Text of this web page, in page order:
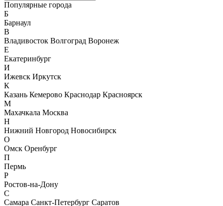
Популярные города
Б
Барнаул
В
Владивосток Волгоград Воронеж
Е
Екатеринбург
И
Ижевск Иркутск
К
Казань Кемерово Краснодар Красноярск
М
Махачкала Москва
Н
Нижний Новгород Новосибирск
О
Омск Оренбург
П
Пермь
Р
Ростов-на-Дону
С
Самара Санкт-Петербург Саратов